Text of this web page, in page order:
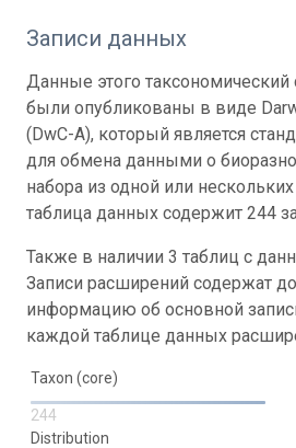
Записи данных
Данные этого таксономический
были опубликованы в виде
(DwC-A), который является
для обмена данными о
набора из одной или
таблица данных содержит 244
Также в наличии 3 таблиц с
Записи расширений содержат
информацию об основной
каждой таблице данных
Taxon (core)
244
Distribution